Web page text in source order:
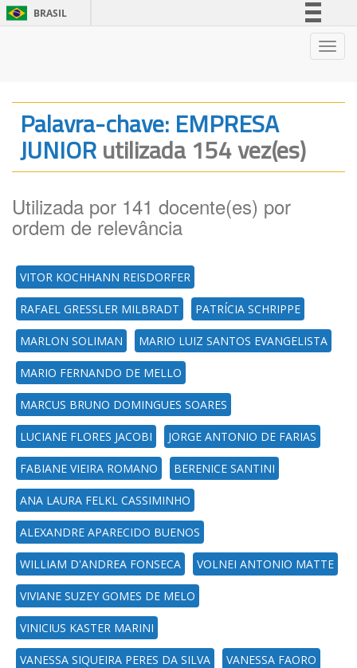
BRASIL
Legislação
Canais
Palavra-chave: EMPRESA
JUNIORutilizada 154 vez(es)
Utilizada por 141 docente(es) por
ordem de relevância
VITOR KOCHHANN REISDORFER
RAFAEL GRESSLER MILBRADT PATRÍCIA SCHRIPPE
MARLON SOLIMAN MARIO LUIZ SANTOS EVANGELISTA
MARIO FERNANDO DE MELLO
MARCUS BRUNO DOMINGUES SOARES
LUCIANE FLORES JACOBI JORGE ANTONIO DE FARIAS
FABIANE VIEIRA ROMANO BERENICE SANTINI
ANA LAURA FELKL CASSIMINHO
ALEXANDRE APARECIDO BUENOS
WILLIAM D'ANDREA FONSECA VOLNEI ANTONIO MATTE
VIVIANE SUZEY GOMES DE MELO
VINICIUS KASTER MARINI
VANESSA SIQUEIRA PERES DA SILVA VANESSA FAORO